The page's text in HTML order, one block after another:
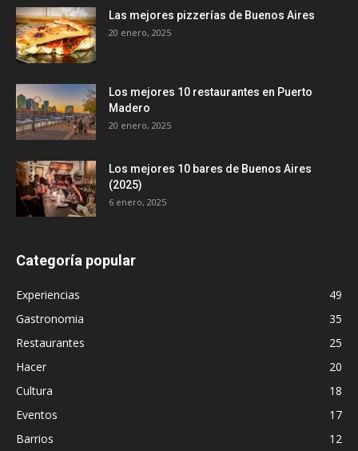
Las mejores pizzerías de Buenos Aires
20 enero, 2025
Los mejores 10 restaurantes en Puerto
Madero
20 enero, 2025
Los mejores 10 bares de Buenos Aires
(2025)
6 enero, 2025
Categoría popular
Experiencias
49
Gastronomia
35
Restaurantes
25
Hacer
20
Cultura
18
Eventos
17
Barrios
12